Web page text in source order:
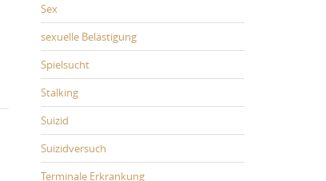
Sex
sexuelle Belästigung
Spielsucht
Stalking
Suizid
Suizidversuch
Terminale Erkrankung